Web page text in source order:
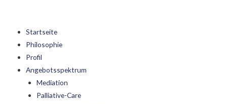
Startseite
Philosophie
Profil
Angebotsspektrum
Mediation
Palliative-Care